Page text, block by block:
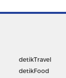
detikTravel
detikFood